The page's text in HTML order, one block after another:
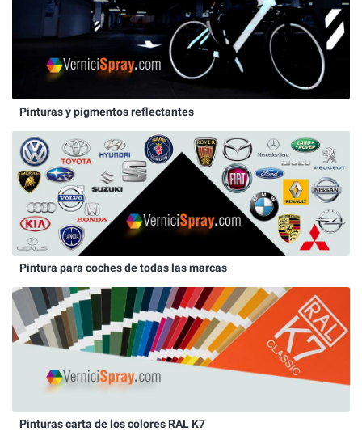
Pinturas y pigmentos reflectantes
Pintura para coches de todas las marcas
Pinturas carta de los colores RAL K7